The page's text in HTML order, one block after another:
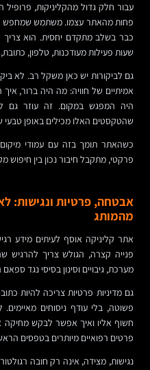
עבור חלק גדול מהקליניקות, פרופיל
פחות מהאתר עצמו. משתמש שמחפש
כבר בשלב מתקדם יחסית. הוא צריך
שעות פעילות מעודכנות, טלפון,
גם לביקורות יש כאן משקל רב. לא
אמיתיים של חוויה: מה היה ברור,
היה המפגש במקום. זה עוזר גם
שהטקסטים האלו מכילים באופן
כשהאתר תומך בזה עם עמודי מיקום
פרקטי, מתקבל חיבור נכון בין חיפוש
אבטחה, פרטיות ונגישות:
מהמותג
אתר קליניקה אוסף לעיתים מידע
מערכת, גיבויים וסינון בסיסי נגד
גם מדיניות פרטיות צריכה להיות
פשוטה, בלי עודף ניסוחים
חשוף אליו ואיך אפשר לבקש מחיקה
פרטים רפואיים מיותרים בטפסים
נגישות, מצידה, אינה רק חובה